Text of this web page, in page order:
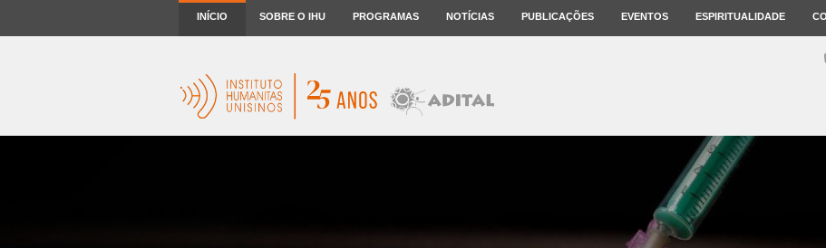
INÍCIO SOBRE O IHU PROGRAMAS NOTÍCIAS PUBLICAÇÕES EVENTOS ESPIRITUALIDADE